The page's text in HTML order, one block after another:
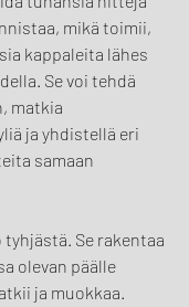
mikä toimii,
kappaleita lähes
Se voi tehdä
matkia
ja yhdistellä eri
samaan
Se rakentaa
olevan päälle
ja muokkaa.